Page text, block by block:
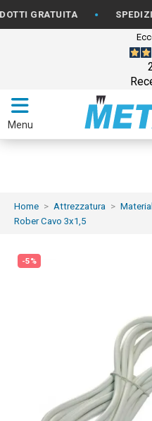
• SPEDIZIONE
Menu
Home Attrezzatura
Rober Cavo 3x1,5
-5%